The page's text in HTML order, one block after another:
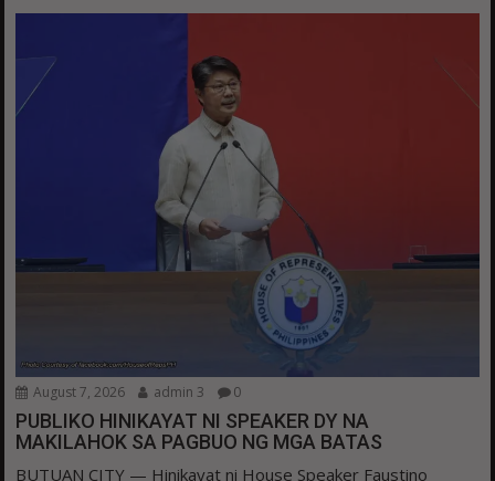
August 7, 2026 admin 3 0
PUBLIKO HINIKAYAT NI SPEAKER DY NA
MAKILAHOK SA PAGBUO NG MGA BATAS
BUTUAN CITY — Hinikayat ni House Speaker Faustino